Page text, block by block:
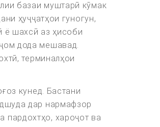
базаи муштарӣ кӯмак
ҳуҷҷатҳои гуногун,
ё шахсӣ аз ҳисоби
дода мешавад.
терминалҳои
кунед. Бастани
дар нармафзор
хароҷот ва